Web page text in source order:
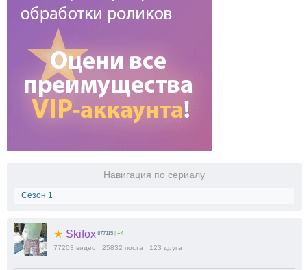
Навигация по сериалу
Сезон 1
★ Skifox 877115 +4
77203 видео 25832 поста 123 друга